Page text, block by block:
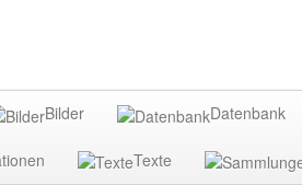
Bilder Datenbank
Texte